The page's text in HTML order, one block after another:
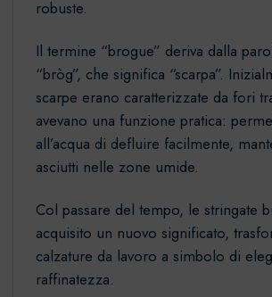
robuste.
Il termine “brogue” deriva dalla
“bròg”, che significa “scarpa”.
scarpe erano caratterizzate da fori
avevano una funzione pratica:
all’acqua di defluire facilmente,
asciutti nelle zone umide.
Col passare del tempo, le stringate
acquisito un nuovo significato,
calzature da lavoro a simbolo di
raffinatezza.